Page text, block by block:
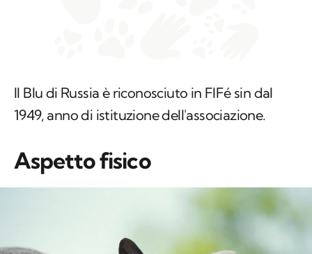
Il Blu di Russia è riconosciuto in FIFé sin dal
1949, anno di istituzione dell'associazione.
Aspetto fisico